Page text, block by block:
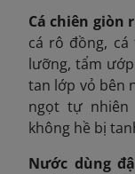
Cá chiên giòn
cá rô đồng,
lưỡng, tẩm
tan lớp vỏ bên
ngọt tự nhiên
không hề bị
Nước dùng